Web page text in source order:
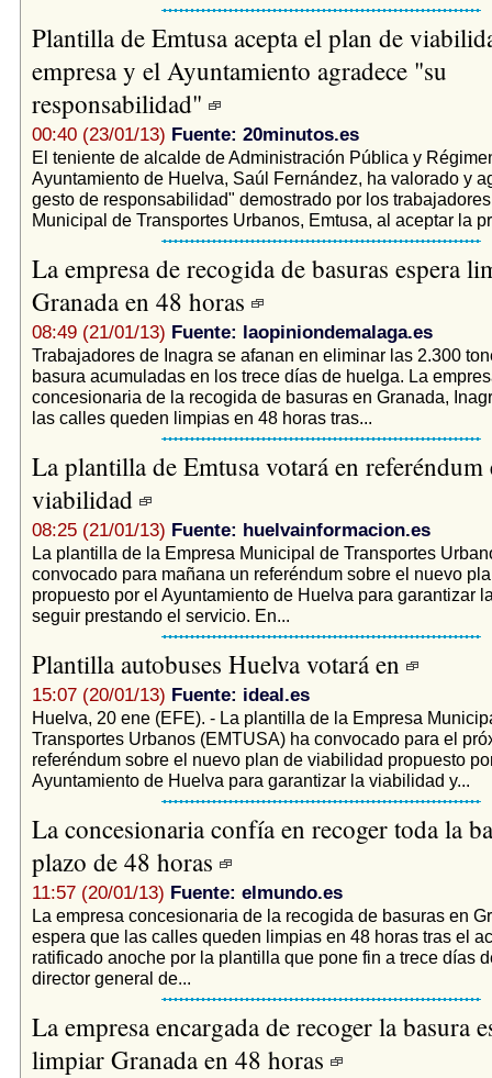
Plantilla de Emtusa acepta el plan de
empresa y el Ayuntamiento agradece "su
responsabilidad"
00:40 (23/01/13) Fuente: 20minutos.es
El teniente de alcalde de Administración Pública y
Ayuntamiento de Huelva, Saúl Fernández, ha valorado y
gesto de responsabilidad" demostrado por los
Municipal de Transportes Urbanos, Emtusa, al aceptar la
La empresa de recogida de basuras espera
Granada en 48 horas
08:49 (21/01/13) Fuente: laopiniondemalaga.es
Trabajadores de Inagra se afanan en eliminar las 2.300
basura acumuladas en los trece días de huelga. La
concesionaria de la recogida de basuras en Granada,
las calles queden limpias en 48 horas tras...
La plantilla de Emtusa votará en referéndum
viabilidad
08:25 (21/01/13) Fuente: huelvainformacion.es
La plantilla de la Empresa Municipal de Transportes
convocado para mañana un referéndum sobre el nuevo
propuesto por el Ayuntamiento de Huelva para garantizar
seguir prestando el servicio. En...
Plantilla autobuses Huelva votará en
15:07 (20/01/13) Fuente: ideal.es
Huelva, 20 ene (EFE). - La plantilla de la Empresa
Transportes Urbanos (EMTUSA) ha convocado para el
referéndum sobre el nuevo plan de viabilidad propuesto
Ayuntamiento de Huelva para garantizar la viabilidad y...
La concesionaria confía en recoger toda la
plazo de 48 horas
11:57 (20/01/13) Fuente: elmundo.es
La empresa concesionaria de la recogida de basuras en
espera que las calles queden limpias en 48 horas tras el
ratificado anoche por la plantilla que pone fin a trece días
director general de...
La empresa encargada de recoger la basura
limpiar Granada en 48 horas